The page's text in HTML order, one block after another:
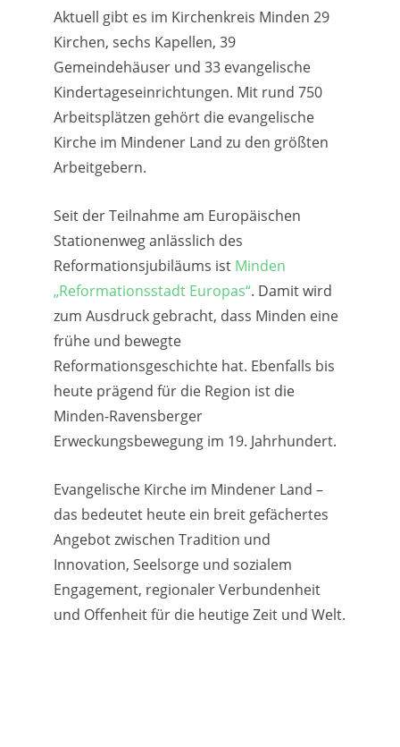
Aktuell gibt es im Kirchenkreis Minden 29
Kirchen, sechs Kapellen, 39
Gemeindehäuser und 33 evangelische
Kindertageseinrichtungen. Mit rund 750
Arbeitsplätzen gehört die evangelische
Kirche im Mindener Land zu den größten
Arbeitgebern.
Seit der Teilnahme am Europäischen
Stationenweg anlässlich des
Reformationsjubiläums ist Minden
„Reformationsstadt Europas“. Damit wird
zum Ausdruck gebracht, dass Minden eine
frühe und bewegte
Reformationsgeschichte hat. Ebenfalls bis
heute prägend für die Region ist die
Minden-Ravensberger
Erweckungsbewegung im 19. Jahrhundert.
Evangelische Kirche im Mindener Land –
das bedeutet heute ein breit gefächertes
Angebot zwischen Tradition und
Innovation, Seelsorge und sozialem
Engagement, regionaler Verbundenheit
und Offenheit für die heutige Zeit und Welt.